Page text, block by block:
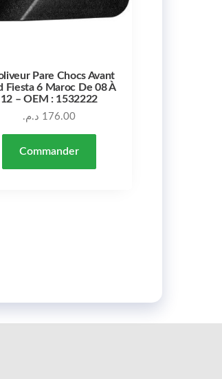
Pare Chocs Avant
Fiesta 6 Maroc De 08 À
12 – OEM : 1532222
176.00 د.م.
Commander